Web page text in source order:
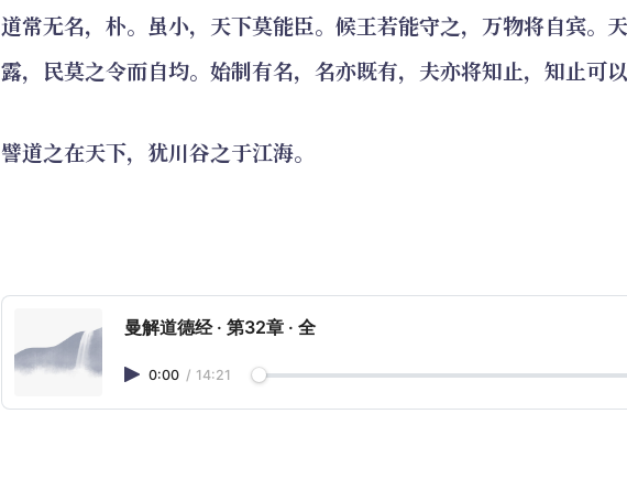
道常无名，朴。虽小，天下莫能臣。候王若能守之，万物将自宾。
露，民莫之令而自均。始制有名，名亦既有，夫亦将知止，知止可以
譬道之在天下，犹川谷之于江海。
曼解道德经 · 第32章 · 全
0:00 / 14:21